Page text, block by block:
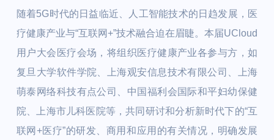
随着5G时代的日益临近、人工智能技术的日趋发展，医
疗健康产业与“互联网+”技术融合迫在眉睫。本届UCloud
用户大会医疗会场，将组织医疗健康产业各参与方，如
复旦大学软件学院、上海观安信息技术有限公司、上海
萌泰网络科技有点公司、中国福利会国际和平妇幼保健
院、上海市儿科医院等，共同研讨和分析新时代下的“互
联网+医疗”的研发、商用和应用的有关情况，明确发展